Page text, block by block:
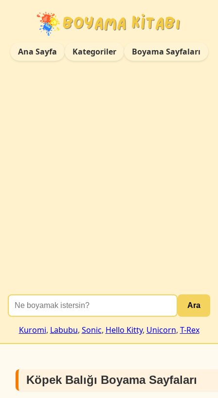
Ana Sayfa Kategoriler Boyama Sayfaları
Ara
Kuromi, Labubu, Sonic, Hello Kitty, Unicorn, T-Rex
Köpek Balığı Boyama Sayfaları